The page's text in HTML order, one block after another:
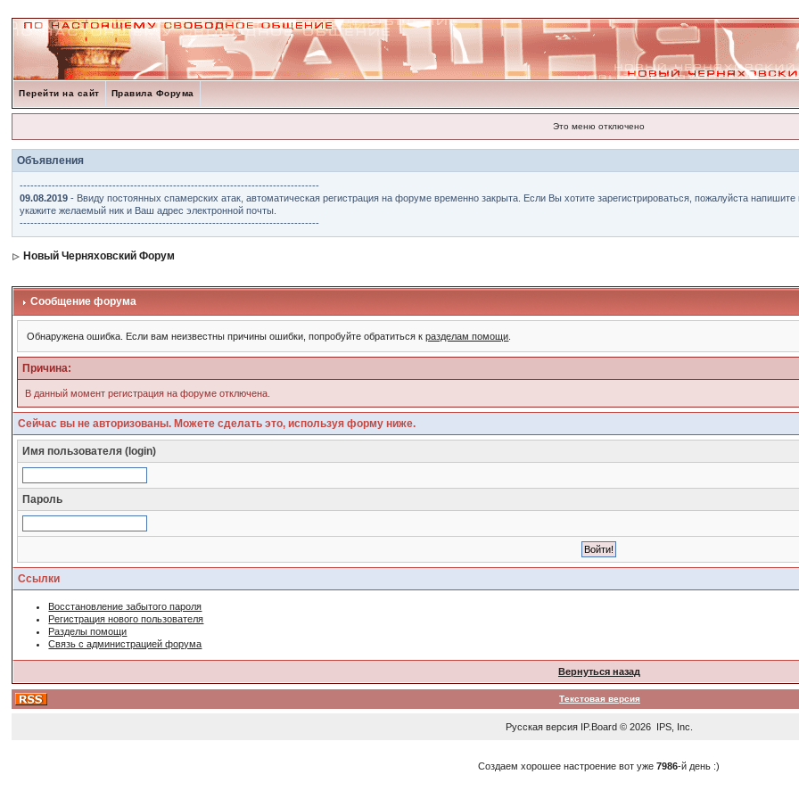
Перейти на сайт Правила Форума
Это меню отключено
Объявления
------------------------------------------------------------------------------------
09.08.2019 - Ввиду постоянных спамерских атак, автоматическая регистрация на форуме временно закрыта. Если Вы хотите зарегистрироваться, пожалуйста
укажите желаемый ник и Ваш адрес электронной почты.
------------------------------------------------------------------------------------
Новый Черняховский Форум
Сообщение форума
Обнаружена ошибка. Если вам неизвестны причины ошибки, попробуйте обратиться кразделам помощи
Причина:
В данный момент регистрация на форуме отключена.
Сейчас вы не авторизованы. Можете сделать это, используя форму ниже.
Имя пользователя (login)
Пароль
Ссылки
Восстановление забытого пароля
Регистрация нового пользователя
Разделы помощи
Связь с администрацией форума
Вернуться назад
Текстовая версия
Русская версия IP.Board© 2026 IPS, Inc
Создаем хорошее настроение вот уже7986-й день :)